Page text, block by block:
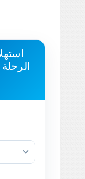
الرحلة